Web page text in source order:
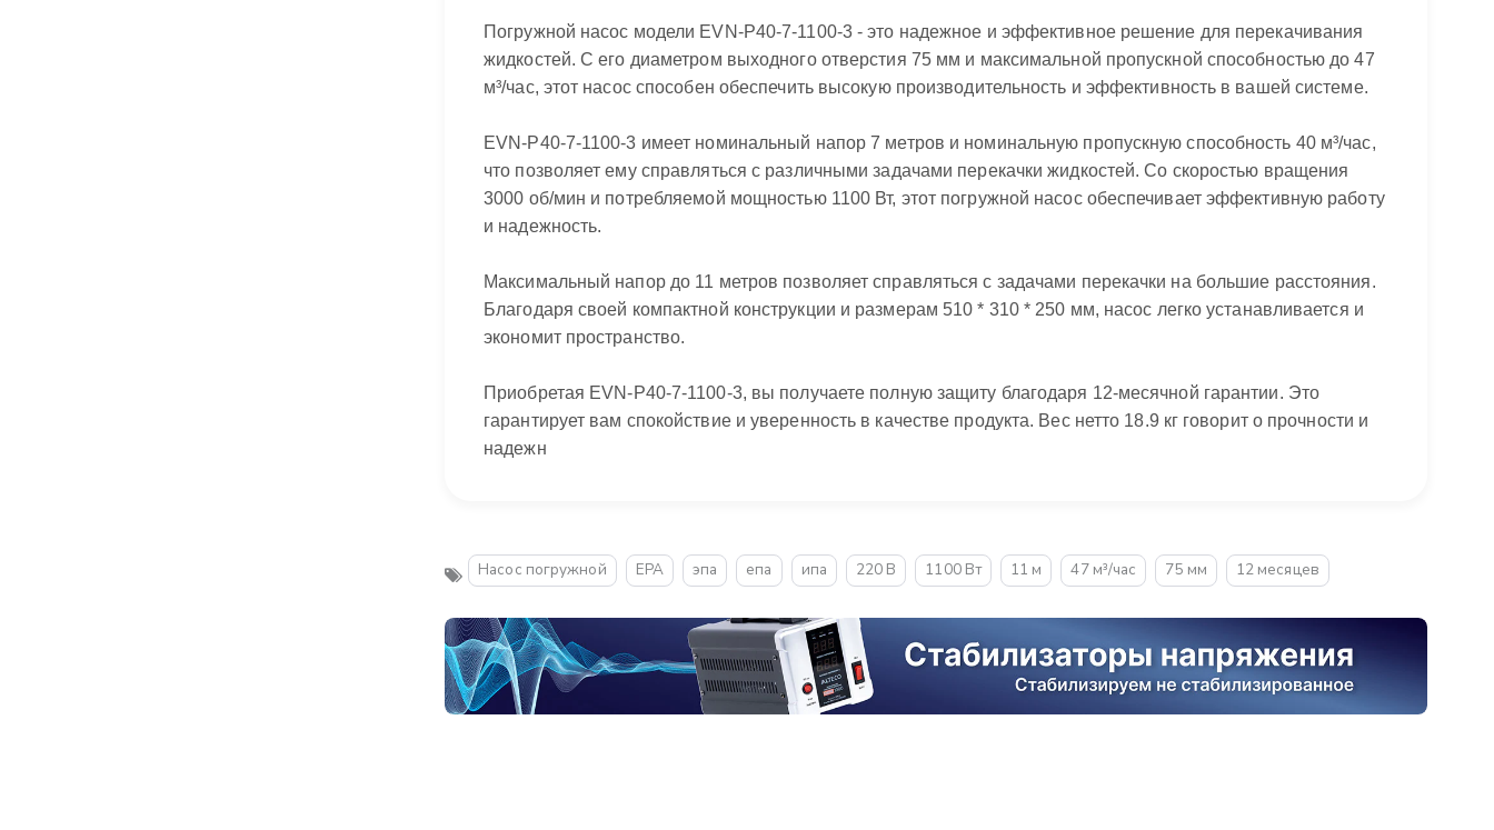
Погружной насос модели EVN-P40-7-1100-3 - это надежное и эффективное решение для перекачивания
жидкостей. С его диаметром выходного отверстия 75 мм и максимальной пропускной способностью до 47
м³/час, этот насос способен обеспечить высокую производительность и эффективность в вашей системе.
EVN-P40-7-1100-3 имеет номинальный напор 7 метров и номинальную пропускную способность 40 м³/час,
что позволяет ему справляться с различными задачами перекачки жидкостей. Со скоростью вращения
3000 об/мин и потребляемой мощностью 1100 Вт, этот погружной насос обеспечивает эффективную работу
и надежность.
Максимальный напор до 11 метров позволяет справляться с задачами перекачки на большие расстояния.
Благодаря своей компактной конструкции и размерам 510 * 310 * 250 мм, насос легко устанавливается и
экономит пространство.
Приобретая EVN-P40-7-1100-3, вы получаете полную защиту благодаря 12-месячной гарантии. Это
гарантирует вам спокойствие и уверенность в качестве продукта. Вес нетто 18.9 кг говорит о прочности и
надежн
Насос погружной EPA эпа епа ипа 220 В 1100 Вт 11 м 47 м³/час 75 мм 12 месяцев